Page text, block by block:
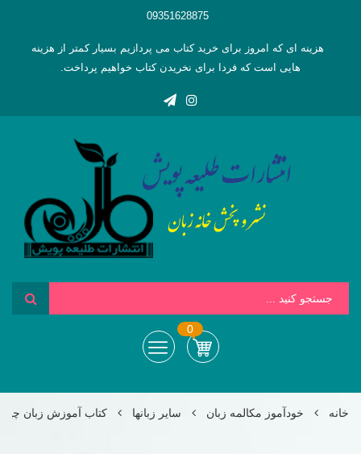
09351628875
هزینه ای که امروز برای خرید کتاب می پردازیم بسیار کمتر از هزینه
هایی است که فردا برای نخریدن کتاب خواهیم پرداخت.
0
خانه خودآموز مکالمه زبان سایر زبانها کتاب آموزش زبان